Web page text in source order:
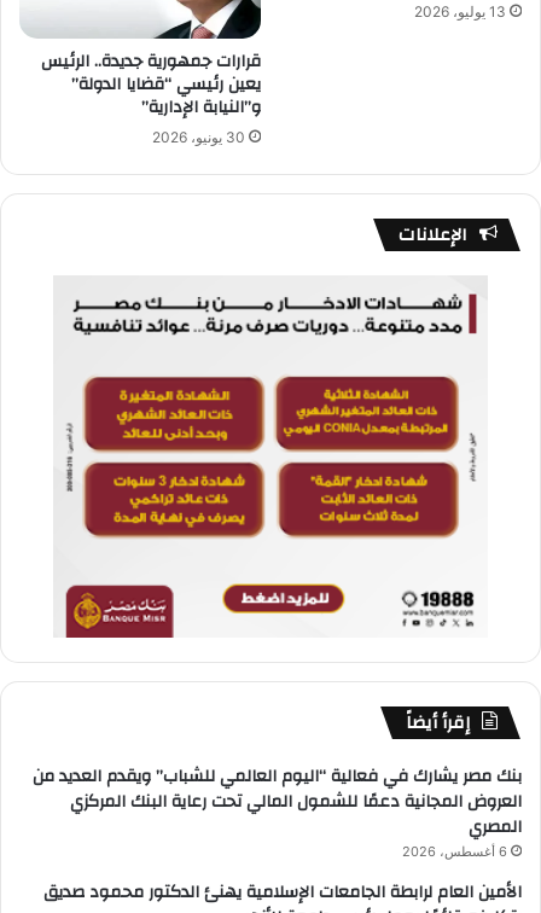
13 يوليو، 2026
قرارات جمهورية جديدة.. الرئيس
يعين رئيسي “قضايا الدولة”
و”النيابة الإدارية”
30 يونيو، 2026
الإعلانات
إقرأ أيضاً
بنك مصر يشارك في فعالية “اليوم العالمي للشباب” ويقدم العديد من
العروض المجانية دعمًا للشمول المالي تحت رعاية البنك المركزي
المصري
6 أغسطس، 2026
الأمين العام لرابطة الجامعات الإسلامية يهنئ الدكتور محمود صديق